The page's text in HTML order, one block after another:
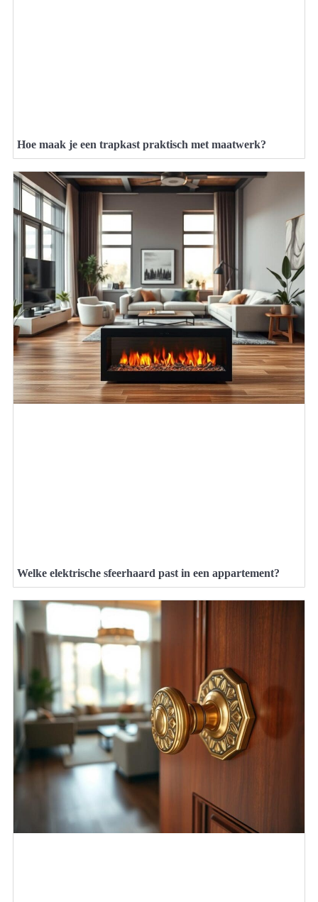
Hoe maak je een trapkast praktisch met maatwerk?
Welke elektrische sfeerhaard past in een appartement?